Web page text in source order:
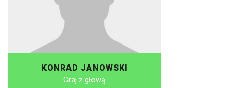
KONRAD JANOWSKI
Graj z głową